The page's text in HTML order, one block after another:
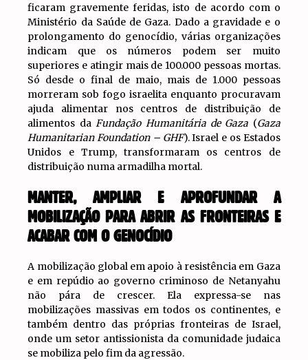
ficaram gravemente feridas, isto de acordo com o
Ministério da Saúde de Gaza. Dado a gravidade e o
prolongamento do genocídio, várias organizações
indicam que os números podem ser muito
superiores e atingir mais de 100.000 pessoas mortas.
Só desde o final de maio, mais de 1.000 pessoas
morreram sob fogo israelita enquanto procuravam
ajuda alimentar nos centros de distribuição de
alimentos da Fundação Humanitária de Gaza (Gaza
Humanitarian Foundation – GHF). Israel e os Estados
Unidos e Trump, transformaram os centros de
distribuição numa armadilha mortal.
MANTER, AMPLIAR E APROFUNDAR A
MOBILIZAÇÃO PARA ABRIR AS FRONTEIRAS E
ACABAR COM O GENOCÍDIO
A mobilização global em apoio à resistência em Gaza
e em repúdio ao governo criminoso de Netanyahu
não pára de crescer. Ela expressa-se nas
mobilizações massivas em todos os continentes, e
também dentro das próprias fronteiras de Israel,
onde um setor antissionista da comunidade judaica
se mobiliza pelo fim da agressão.